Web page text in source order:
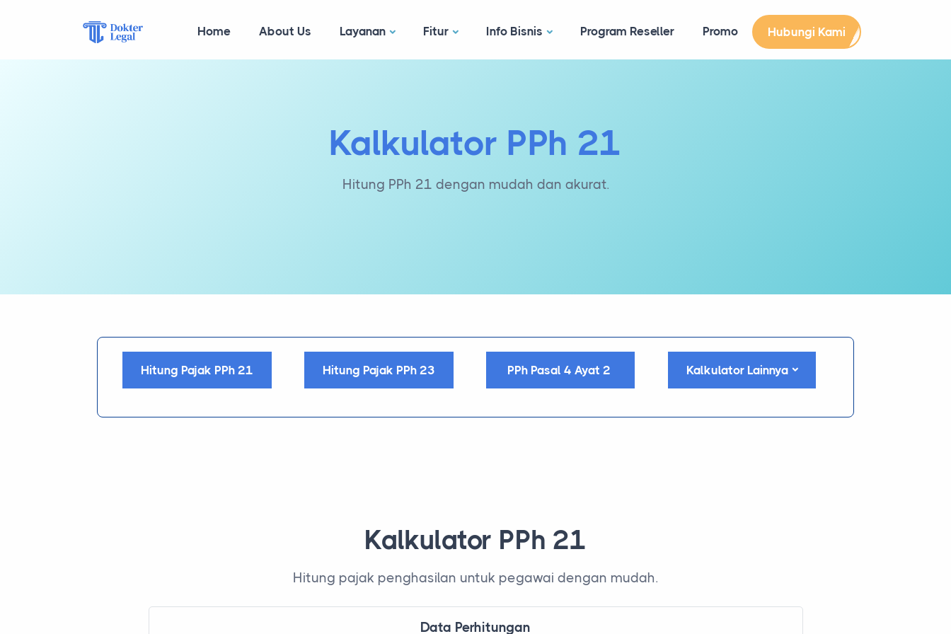
Home About Us Layanan Fitur Info Bisnis Program Reseller Promo Hubungi Kami
Kalkulator PPh 21
Hitung PPh 21 dengan mudah dan akurat.
Hitung Pajak PPh 21 Hitung Pajak PPh 23 PPh Pasal 4 Ayat 2 Kalkulator Lainnya
Kalkulator PPh 21
Hitung pajak penghasilan untuk pegawai dengan mudah.
Data Perhitungan